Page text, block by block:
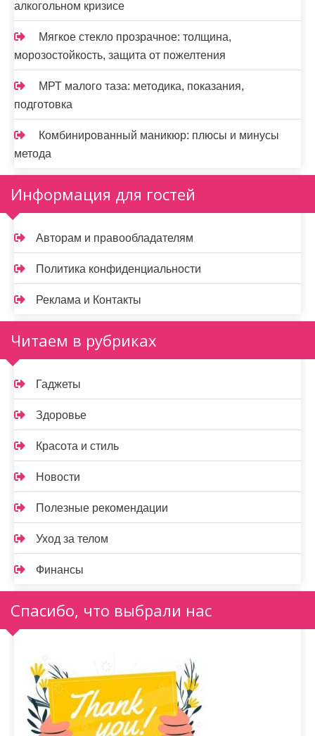
алкогольном кризисе
Мягкое стекло прозрачное: толщина,
морозостойкость, защита от пожелтения
МРТ малого таза: методика, показания,
подготовка
Комбинированный маникюр: плюсы и минусы
метода
Информация для гостей
Авторам и правообладателям
Политика конфиденциальности
Реклама и Контакты
Читаем в рубриках
Гаджеты
Здоровье
Красота и стиль
Новости
Полезные рекомендации
Уход за телом
Финансы
Спасибо, что выбрали нас